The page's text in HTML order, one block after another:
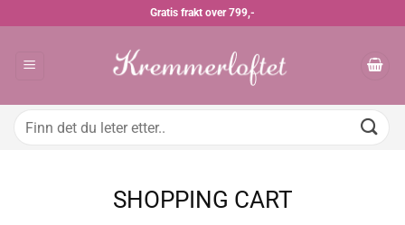
Gratis frakt over 799,-
Søk
SHOPPING CART